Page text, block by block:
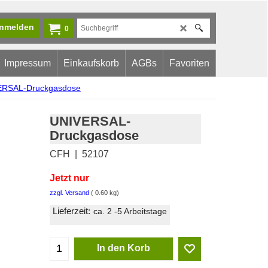
0
Impressum Einkaufskorb AGBs Favoriten
Druckgasdose
UNIVERSAL-
Druckgasdose
CFH 52107
Jetzt nur
CHF6.90
zzgl. Versand 0.60 kg